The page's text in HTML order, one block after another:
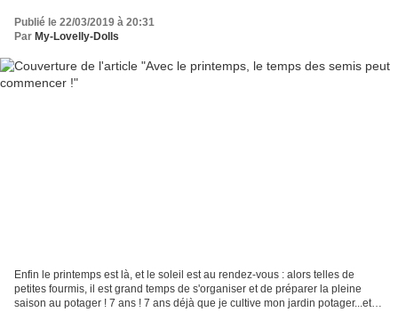
Publié le 22/03/2019 à 20:31
Par My-Lovelly-Dolls
Enfin le printemps est là, et le soleil est au rendez-vous : alors telles de
petites fourmis, il est grand temps de s'organiser et de préparer la pleine
saison au potager ! 7 ans ! 7 ans déjà que je cultive mon jardin potager...et